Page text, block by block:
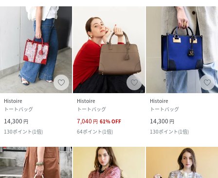
Histoire
トートバッグ
14,300 円
130ポイント(1倍)
Histoire
トートバッグ
7,040 円 61%OFF
64ポイント(1倍)
Histoire
トートバッグ
14,300 円
130ポイント(1倍)